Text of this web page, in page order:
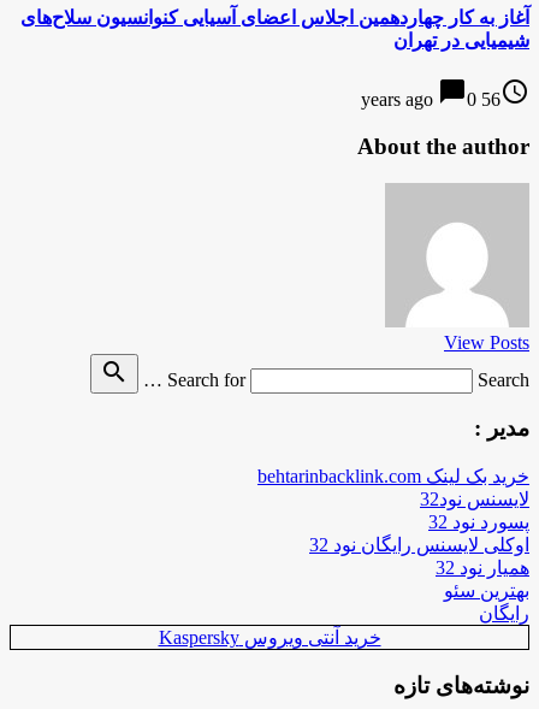
آغاز به کار چهاردهمین اجلاس اعضای آسیایی کنوانسیون سلاح‌های
شیمیایی در تهران
access_time
56 years ago
chat_bubble0
About the author
View Posts
Search for
Search …
search
مدیر :
خرید بک لینک behtarinbacklink.com
لایسنس نود32
پسورد نود 32
اوکلی لایسنس رایگان نود 32
همیار نود 32
بهترین سئو
رایگان
خرید آنتی ویروس Kaspersky
نوشته‌های تازه